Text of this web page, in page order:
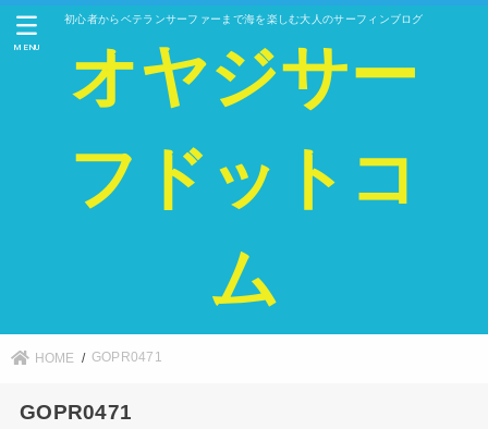
初心者からベテランサーファーまで海を楽しむ大人のサーフィンブログ
オヤジサー
フドットコ
ム
MENU
HOME GOPR0471
GOPR0471